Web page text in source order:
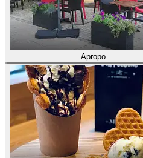
Apropo